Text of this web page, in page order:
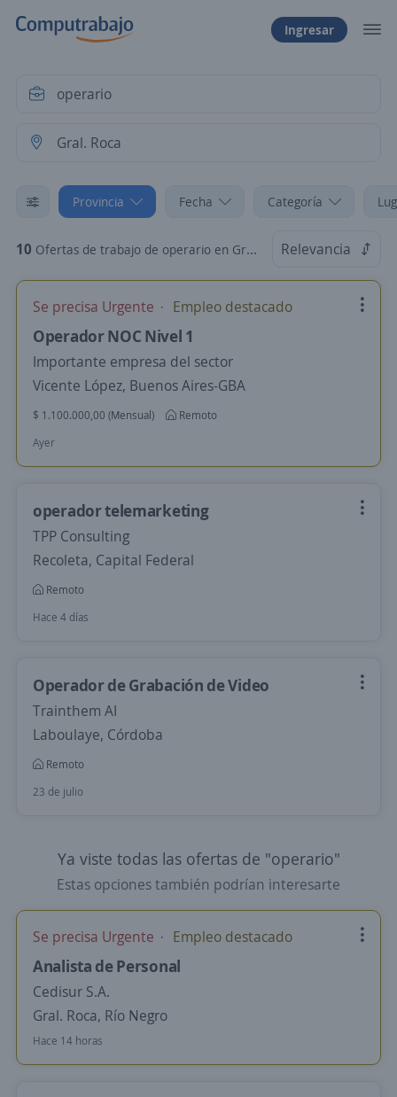
Ingresar
Provincia Fecha Categoría
10 Ofertas de trabajo de operario en Gral. Roca, Río Negro Relevancia
Se precisa Urgente Empleo destacado
Operador NOC Nivel 1
Importante empresa del sector
Vicente López, Buenos Aires-GBA
$ 1.100.000,00 (Mensual)
Remoto
Ayer
operador telemarketing
TPP Consulting
Recoleta, Capital Federal
Remoto
Hace 4 días
Operador de Grabación de Video
Trainthem AI
Laboulaye, Córdoba
Remoto
23 de julio
Ya viste todas las ofertas de "operario"
Estas opciones también podrían interesarte
Se precisa Urgente Empleo destacado
Analista de Personal
Cedisur S.A.
Gral. Roca, Río Negro
Hace 14 horas